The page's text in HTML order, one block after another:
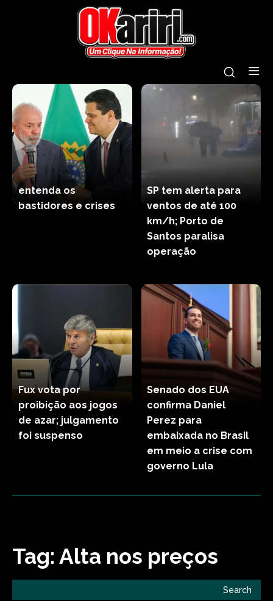
entenda os
bastidores e crises
SP tem alerta para
ventos de até 100
km/h; Porto de
Santos paralisa
operação
Fux vota por
proibição aos jogos
de azar; julgamento
foi suspenso
Senado dos EUA
confirma Daniel
Perez para
embaixada no Brasil
em meio a crise com
governo Lula
Tag: Alta nos preços
Search